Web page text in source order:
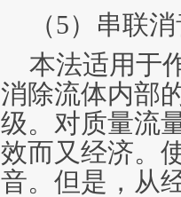
（5）串联
本法适用于
消除流体内部
级。对质量流
效而又经济。
音。但是，从